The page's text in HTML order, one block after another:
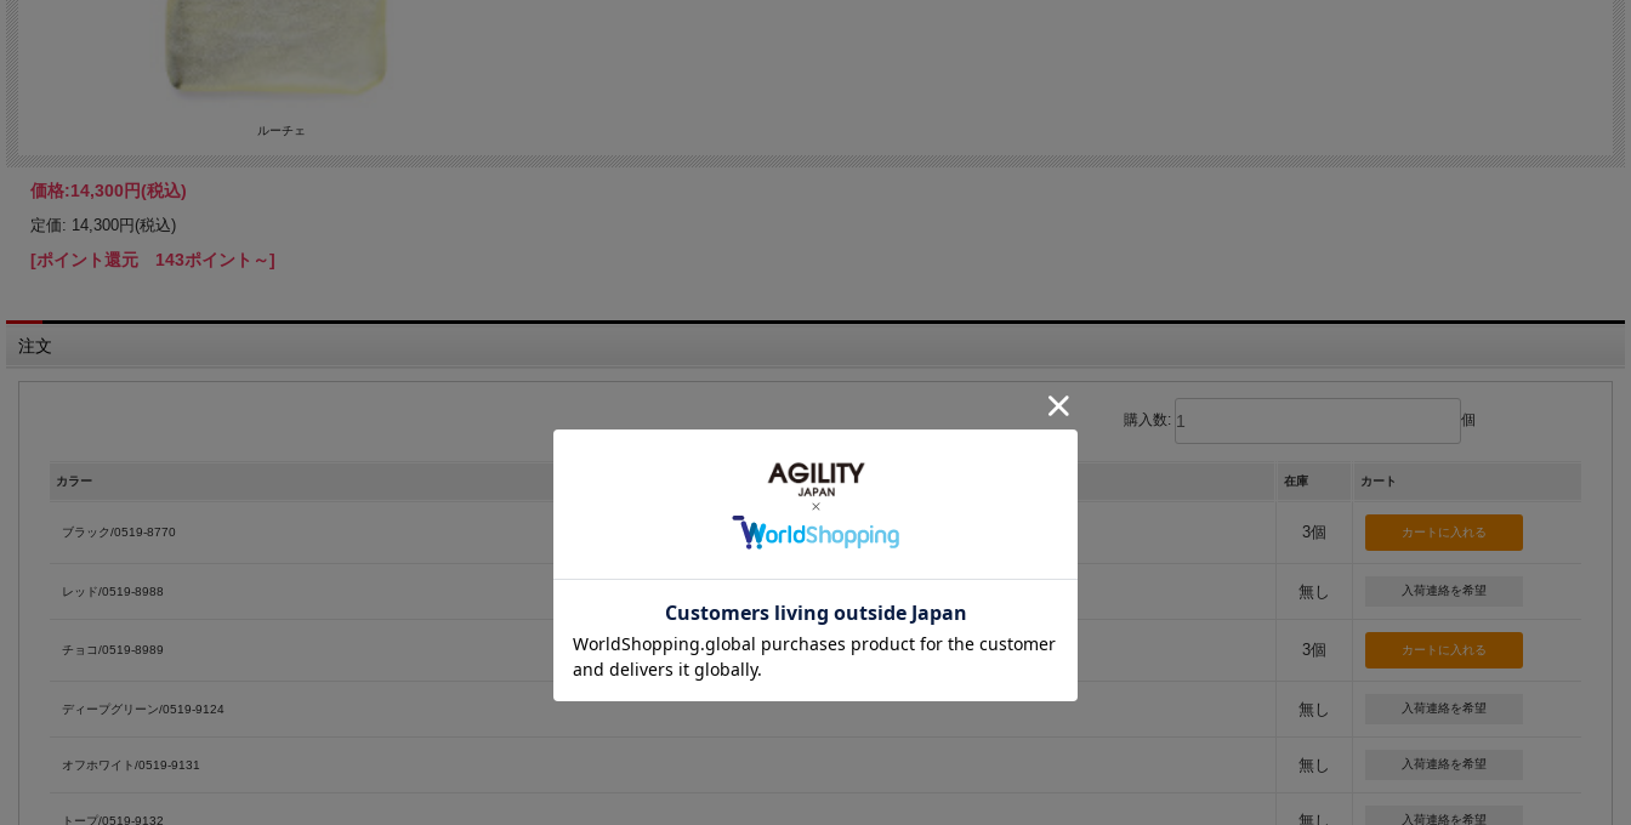
ルーチェ
価格:14,300円(税込)
定価: 14,300円(税込)
[ポイント還元 143ポイント～]
注文
購入数: 個
カラー 在庫 カート
ブラック/0519-8770 3個
レッド/0519-8988 無し 入荷連絡を希望
チョコ/0519-8989 3個
ディープグリーン/0519-9124 無し 入荷連絡を希望
オフホワイト/0519-9131 無し 入荷連絡を希望
トープ/0519-9132 無し 入荷連絡を希望